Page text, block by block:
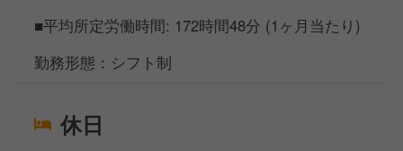
■平均所定労働時間: 172時間48分 (1ヶ月当たり)
勤務形態：シフト制
休日